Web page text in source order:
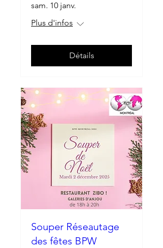
sam. 10 janv.
Plus d'infos
Détails
Souper Réseautage
des fêtes BPW